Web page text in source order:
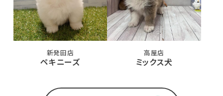
新発田店
ペキニーズ
高屋店
ミックス犬